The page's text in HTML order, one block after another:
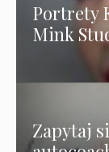
Portrety
Mink
Zapytaj